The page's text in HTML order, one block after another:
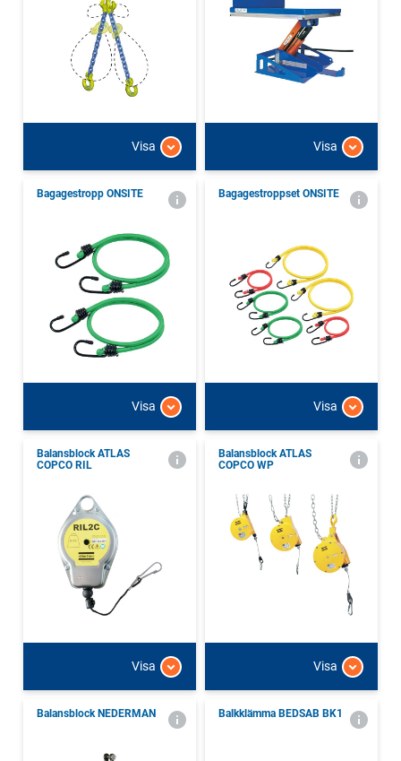
Visa Visa
Bagagestropp ONSITE
Visa
Bagagestroppset ONSITE
Visa
Balansblock ATLAS
COPCO RIL
Visa
Balansblock ATLAS
COPCO WP
Visa
Balansblock NEDERMAN Balkklämma BEDSAB BK1